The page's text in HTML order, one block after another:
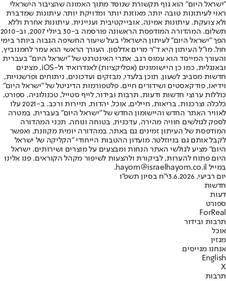
"ישראל היום" הוא גוף תקשורת שנוסד מתוך האמונה שהציבור הישראלי
ראוי לעיתונות טובה יותר, מאוזנת יותר ומדויקת יותר. עיתונות שמדברת
ולא צועקת. עיתונות אמינה, אובייקטיבית ועניינית. עיתונות אחרת וללא
תשלום. המהדורה המודפסת הראשונה פורסמה ב-30 ביולי 2007, וב-2010
הפך "ישראל היום" לעיתון הישראלי בעל שיעור החשיפה הגבוה ביותר בימי
חול. מו"ל העיתון היא ד"ר מרים אדלסון. העורך הראשי הוא עמר לחמנוביץ,
והעורך המייסד הוא עמוס רגב. אתרי האינטרנט של "ישראל היום" בעברית
ובאנגלית, כמו כן היישומונים (אפליקציות) לאנדרואיד ול-iOS, מציגים
חדשות מסביב לשעון, תוכן בלעדי, מבזקים ועדכונים, ניתוחים ופרשנויות,
וידיאו, פודקאסטים ושידורים חיים. פלטפורמות הדיגיטל של "ישראל היום"
כוללות ערוצי חדשות ודעות, תרבות ובידור, לייף סטייל, טכנולוגיה, ספורט,
כלכלה וצרכנות, בריאות, חיילים, אוכל, יהדות, תיירות ורכב. ב-2021 עלו
לאוויר האתר החדש והיישומון החדש של "ישראל היום" בעברית, במטרה
לספק לגולשים חוויה מהירה, עדכנית, בטוחה ונוחה. תכני המהדורה
המודפסת של העיתון זמינים גם באתר, במהדורה יומית מקוונת, ואפשר
לקבל אותם גם בניוזלטר. מועדון ההטבות הייחודי "הקליקה של ישראל
היום" מציע לגולשי האתר הנחות ומבצעים על מוצרים ושירותים. ישראל
היום פתוח להערות, לביקורת ולהצעות לשיפור מקהל הקוראים. פנו אלינו
במייל hayom@israelhayom.co.il.
יום רביעי, 3.6.2026
י"ח בסיון תשפ"ו
חדשות
דעות
ספורט
ForReal
תרבות ובידור
אוכל
מגזין
אנחנו מגייסים
English
X
תרבות